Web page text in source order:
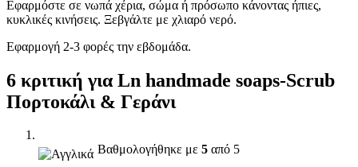
Εφαρμόστε σε νωπά χέρια, σώμα ή πρόσωπο κάνοντας ήπιες,
κυκλικές κινήσεις. Ξεβγάλτε με χλιαρό νερό.
Εφαρμογή 2-3 φορές την εβδομάδα.
6 κριτική γιαLn handmade soaps-Scrub
Πορτοκάλι & Γεράνι
Βαθμολογήθηκε με 5 από 5